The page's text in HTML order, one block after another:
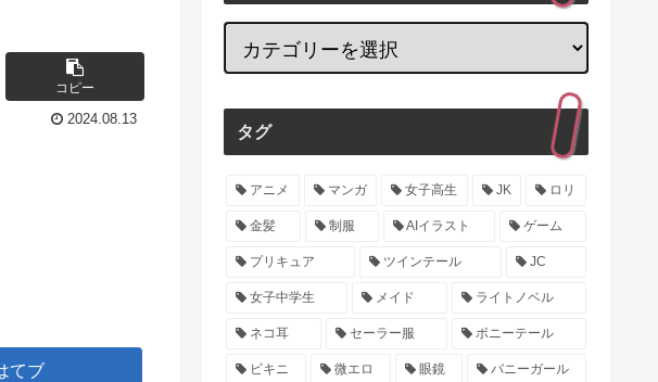
コピー
2024.08.13
てブ
タグ
アニメ マンガ 女子高生 JK ロリ
金髪 制服 AIイラスト ゲーム
プリキュア ツインテール JC
女子中学生 メイド ライトノベル
ネコ耳 セーラー服 ポニーテール
ビキニ 微エロ 眼鏡 バニーガール